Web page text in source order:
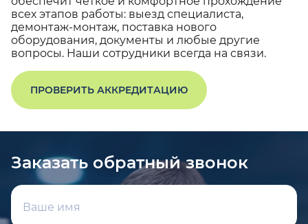
всех этапов работы: выезд специалиста,
демонтаж-монтаж, поставка нового
оборудования, документы и любые другие
вопросы. Наши сотрудники всегда на связи.
ПРОВЕРИТЬ АККРЕДИТАЦИЮ
Заказать обратный звонок